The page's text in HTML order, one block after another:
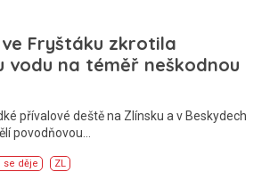
Fryštáku zkrotila
vodu na téměř neškodnou
přívalové deště na Zlínsku a v Beskydech
povodňovou…
se děje ZL